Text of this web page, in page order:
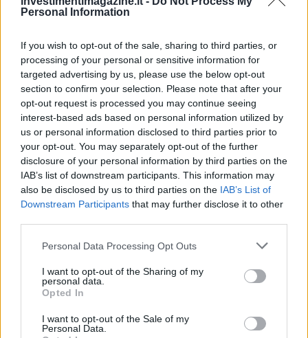
Personal Information
If you wish to opt-out of the sale, sharing to third parties, or
processing of your personal or sensitive information for
targeted advertising by us, please use the below opt-out
section to confirm your selection. Please note that after your
opt-out request is processed you may continue seeing
interest-based ads based on personal information utilized by
us or personal information disclosed to third parties prior to
your opt-out. You may separately opt-out of the further
disclosure of your personal information by third parties on the
IAB’s list of downstream participants. This information may
also be disclosed by us to third parties on the IAB’s List of
Downstream Participants that may further disclose it to other
Please note that this website/app uses one or more Google
not limited to your visit or usage behaviour. You may click to
grant or deny consent to Google and its third-party tags to
use your data for below specified purposes in below Google
consent section.
Personal Data Processing Opt Outs
I want to opt-out of the Sharing of my
personal data.
Opted In
I want to opt-out of the Sale of my
Personal Data.
materie prime
Andrea Innocenti · 6 Ago 2026
NEWS